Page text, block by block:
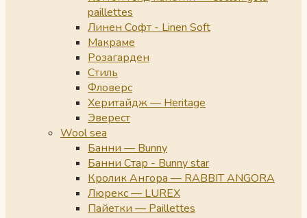
paillettes
Линен Софт - Linen Soft
Макраме
Розагарден
Стиль
Фловерс
Херитайдж — Heritage
Эверест
Wool sea
Банни — Bunny
Банни Стар - Bunny star
Кролик Ангора — RABBIT ANGORA
Люрекс — LUREX
Пайетки — Paillettes